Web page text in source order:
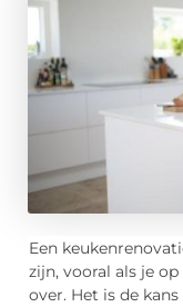
Een
zijn, vooral als je
over. Het is de